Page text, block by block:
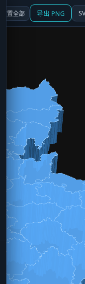
重置全部 导出 PNG